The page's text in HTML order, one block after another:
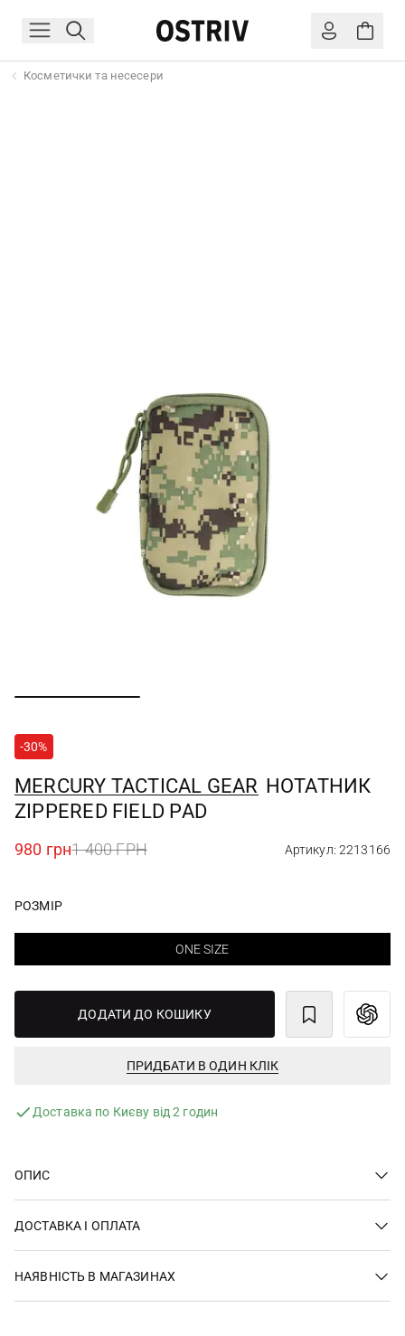
Косметички та несесери
-30%
MERCURY TACTICAL GEAR НОТАТНИК
ZIPPERED FIELD PAD
980 грн1 400 ГРН Артикул: 2213166
РОЗМІР
ONE SIZE
ДОДАТИ ДО КОШИКУ
ПРИДБАТИ В ОДИН КЛІК
Доставка по Києву від 2 годин
ОПИС
ДОСТАВКА І ОПЛАТА
НАЯВНІСТЬ В МАГАЗИНАХ